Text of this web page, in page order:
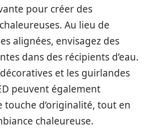
pour créer des
Au lieu de
alignées, envisagez des
dans des récipients d’eau.
et les guirlandes
peuvent également
touche d’originalité, tout en
chaleureuse.